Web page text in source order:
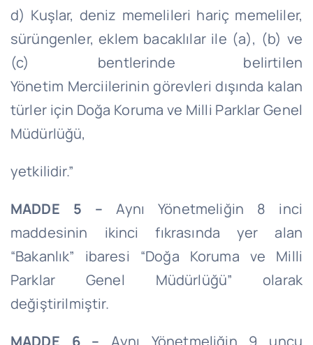
d) Kuşlar, deniz memelileri hariç memeliler,
sürüngenler, eklem bacaklılar ile (a), (b) ve
(c) bentlerinde belirtilen
Yönetim Merciilerinin görevleri dışında kalan
türler için Doğa Koruma ve Milli Parklar Genel
Müdürlüğü,
yetkilidir.”
MADDE 5 – Aynı Yönetmeliğin 8 inci
maddesinin ikinci fıkrasında yer alan
“Bakanlık” ibaresi “Doğa Koruma ve Milli
Parklar Genel Müdürlüğü” olarak
değiştirilmiştir.
MADDE 6 – Aynı Yönetmeliğin 9 uncu